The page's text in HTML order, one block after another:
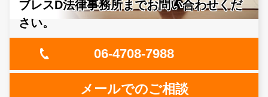
ブレスD法律事務所までお問い合わせくだ
さい。
06-4708-7988
メールでのご相談